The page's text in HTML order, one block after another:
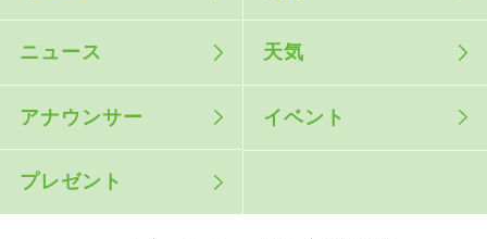
ニュース 天気
アナウンサー イベント
プレゼント